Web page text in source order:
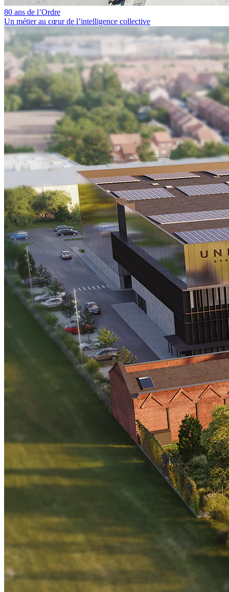
80 ans de l’Ordre
Un métier au cœur de l’intelligence collective